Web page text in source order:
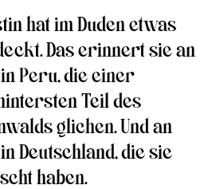
hat im Duden etwas
Das erinnert sie an
Peru, die einer
Teil des
glichen. Und an
Deutschland, die sie
haben.